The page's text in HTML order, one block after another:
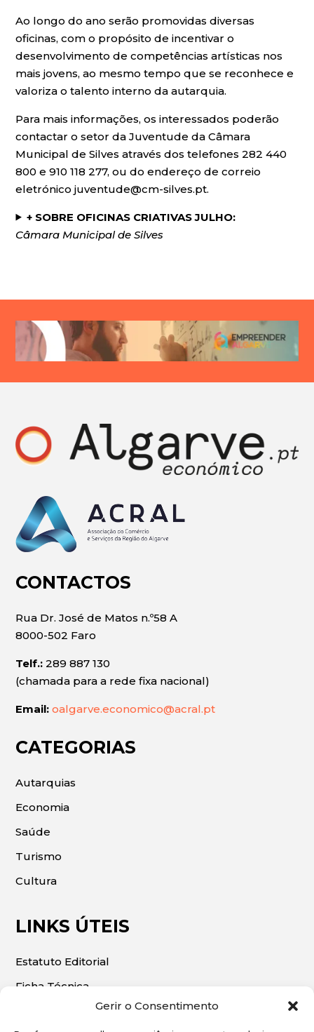
Gerir o Consentimento
Ao longo do ano serão promovidas diversas
oficinas, com o propósito de incentivar o
desenvolvimento de competências artísticas nos
mais jovens, ao mesmo tempo que se reconhece e
valoriza o talento interno da autarquia.
Para mais informações, os interessados poderão
contactar o setor da Juventude da Câmara
Municipal de Silves através dos telefones 282 440
800 e 910 118 277, ou do endereço de correio
eletrónico juventude@cm-silves.pt.
+ SOBRE OFICINAS CRIATIVAS JULHO:
Câmara Municipal de Silves
CONTACTOS
Rua Dr. José de Matos n.º58 A
8000-502 Faro
Telf.: 289 887 130
(chamada para a rede fixa nacional)
Email: oalgarve.economico@acral.pt
CATEGORIAS
Autarquias
Economia
Saúde
Turismo
Cultura
LINKS ÚTEIS
Estatuto Editorial
Ficha Técnica